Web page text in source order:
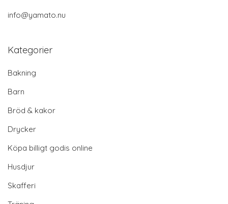
info@yamato.nu
Kategorier
Bakning
Barn
Bröd & kakor
Drycker
Köpa billigt godis online
Husdjur
Skafferi